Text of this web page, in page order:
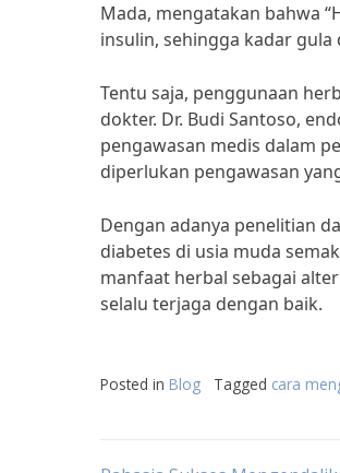
Mada, mengatakan bahwa
insulin, sehingga kadar
Tentu saja, penggunaan
dokter. Dr. Budi Santoso,
pengawasan medis dalam
diperlukan pengawasan
Dengan adanya penelitian
diabetes di usia muda
manfaat herbal sebagai
selalu terjaga dengan baik.
Posted in Blog Tagged cara